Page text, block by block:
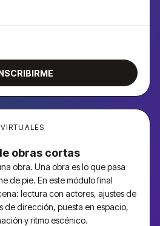
obras cortas
obra. Una obra es lo que pasa
de pie. En este módulo final
lectura con actores, ajustes de
de dirección, puesta en espacio,
y ritmo escénico.